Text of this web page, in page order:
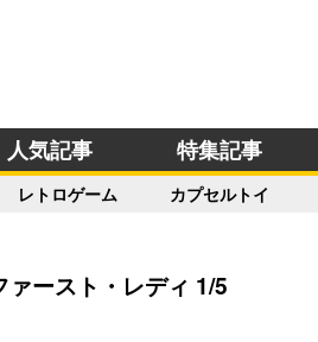
人気記事 特集記事
レトロゲーム カプセルトイ
ースト・レディ 1/5